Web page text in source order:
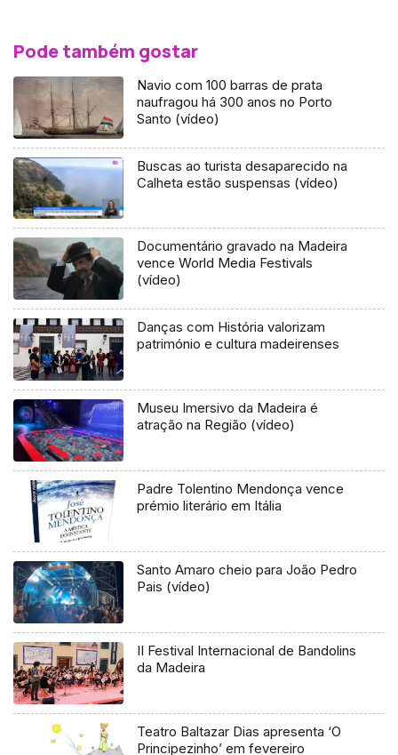
Pode também gostar
Navio com 100 barras de prata
naufragou há 300 anos no Porto
Santo (vídeo)
Buscas ao turista desaparecido na
Calheta estão suspensas (vídeo)
Documentário gravado na Madeira
vence World Media Festivals
(vídeo)
Danças com História valorizam
património e cultura madeirenses
Museu Imersivo da Madeira é
atração na Região (vídeo)
Padre Tolentino Mendonça vence
prémio literário em Itália
Santo Amaro cheio para João Pedro
Pais (vídeo)
II Festival Internacional de Bandolins
da Madeira
Teatro Baltazar Dias apresenta ‘O
Principezinho’ em fevereiro